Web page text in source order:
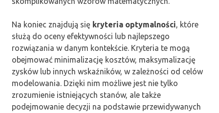
Na koniec znajdują się kryteria optymalności , które
służą do oceny efektywności lub najlepszego
rozwiązania w danym kontekście. Kryteria te mogą
obejmować minimalizację kosztów, maksymalizację
zysków lub innych wskaźników, w zależności od celów
modelowania. Dzięki nim możliwe jest nie tylko
zrozumienie istniejących stanów, ale także
podejmowanie decyzji na podstawie przewidywanych